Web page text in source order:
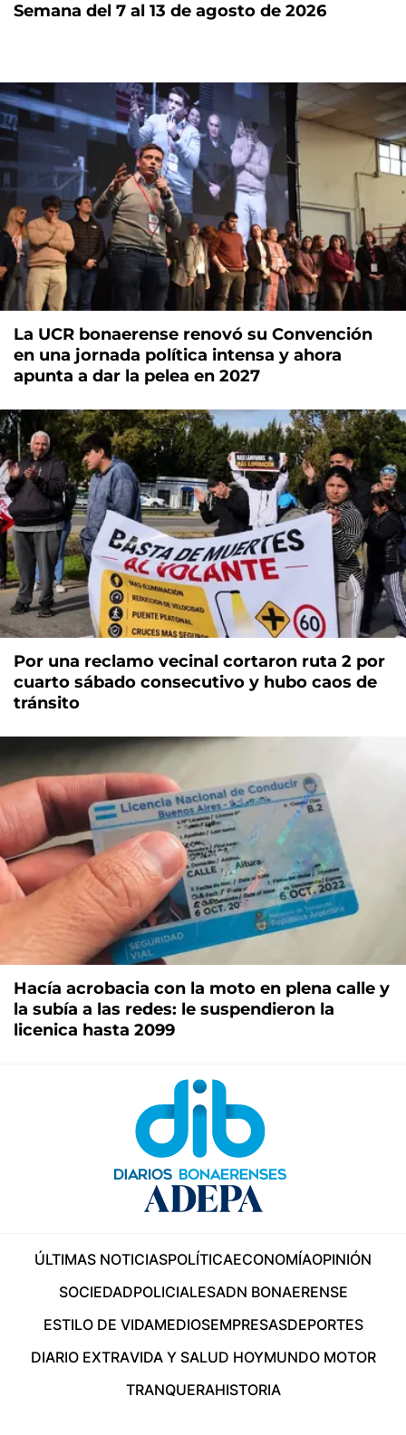
Semana del 7 al 13 de agosto de 2026
La UCR bonaerense renovó su Convención
en una jornada política intensa y ahora
apunta a dar la pelea en 2027
Por una reclamo vecinal cortaron ruta 2 por
cuarto sábado consecutivo y hubo caos de
tránsito
Hacía acrobacia con la moto en plena calle y
la subía a las redes: le suspendieron la
licenica hasta 2099
ÚLTIMAS NOTICIASPOLÍTICAECONOMÍAOPINIÓN
SOCIEDADPOLICIALESADN BONAERENSE
ESTILO DE VIDAMEDIOSEMPRESASDEPORTES
DIARIO EXTRAVIDA Y SALUD HOYMUNDO MOTOR
TRANQUERAHISTORIA